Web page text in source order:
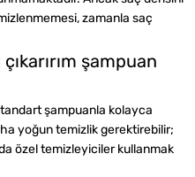
zamanla saç
şampuan
şampuanla kolayca
yoğun temizlik gerektirebilir;
özel temizleyiciler kullanmak